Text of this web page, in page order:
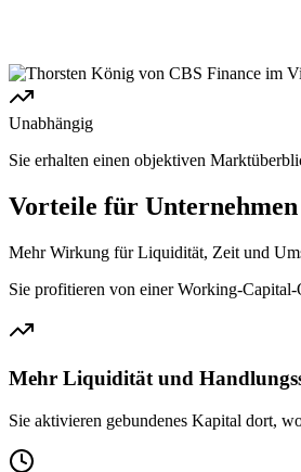
Unabhängig
Sie erhalten einen objektiven
Vorteile für Unternehmen
Mehr Wirkung für Liquidität, Zeit und
Sie profitieren von einer Working-
Mehr Liquidität und
Sie aktivieren gebundenes Kapital dort,